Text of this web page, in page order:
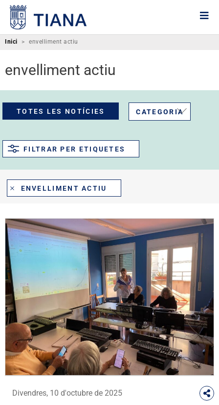
Inici > envelliment actiu
envelliment actiu
TOTES LES NOTÍCIES CATEGORIA
FILTRAR PER ETIQUETES
ENVELLIMENT ACTIU
Divendres, 10 d'octubre de 2025